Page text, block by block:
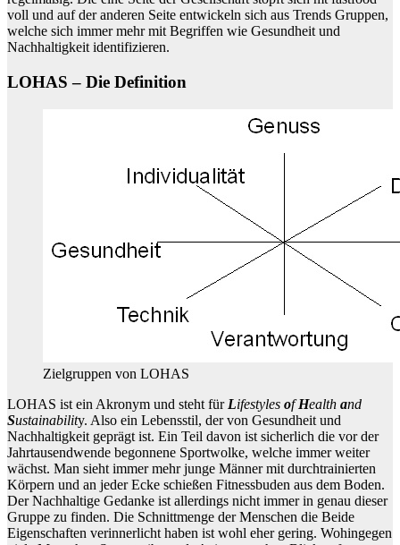
voll und auf der anderen Seite entwickeln sich aus Trends Gruppen,
welche sich immer mehr mit Begriffen wie Gesundheit und
Nachhaltigkeit identifizieren.
LOHAS – Die Definition
Zielgruppen von LOHAS
LOHAS ist ein Akronym und steht für Lifestyles ofHealth and
Sustainability. Also ein Lebensstil, der von Gesundheit und
Nachhaltigkeit geprägt ist. Ein Teil davon ist sicherlich die vor der
Jahrtausendwende begonnene Sportwolke, welche immer weiter
wächst. Man sieht immer mehr junge Männer mit durchtrainierten
Körpern und an jeder Ecke schießen Fitnessbuden aus dem Boden.
Der Nachhaltige Gedanke ist allerdings nicht immer in genau dieser
Gruppe zu finden. Die Schnittmenge der Menschen die Beide
Eigenschaften verinnerlicht haben ist wohl eher gering. Wohingegen